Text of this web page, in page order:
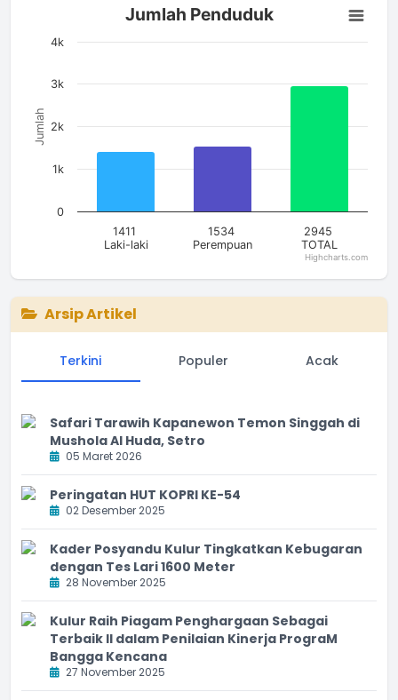
Jumlah Penduduk
Bar chart with 3 bars.
The chart has 1 X axis displaying categories.
Jumlah
Jumlah Penduduk
1411
Laki-laki
1534
Perempuan
2945
TOTAL
0
1k
2k
3k
4k
Highcharts.com
Arsip Artikel
Terkini Populer Acak
Safari Tarawih Kapanewon Temon Singgah di
Mushola Al Huda, Setro
05 Maret 2026
Peringatan HUT KOPRI KE-54
02 Desember 2025
Kader Posyandu Kulur Tingkatkan Kebugaran
dengan Tes Lari 1600 Meter
28 November 2025
Kulur Raih Piagam Penghargaan Sebagai
Terbaik II dalam Penilaian Kinerja PrograM
Bangga Kencana
27 November 2025